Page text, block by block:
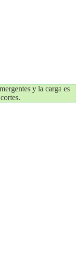
y la carga es